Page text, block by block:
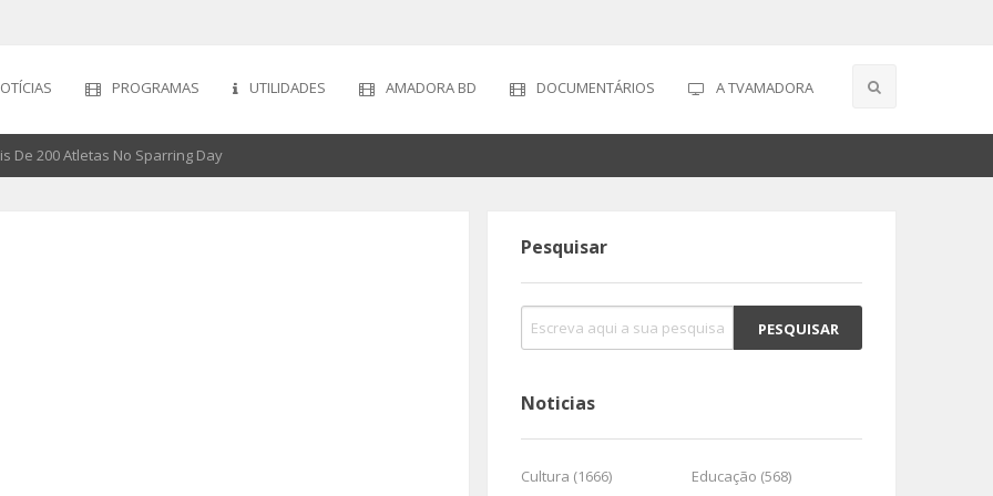
PROGRAMAS UTILIDADES AMADORA BD DOCUMENTÁRIOS A TVAMADORA
De 200 Atletas No Sparring Day
Pesquisar
Noticias
Cultura (1666)
Educação (568)